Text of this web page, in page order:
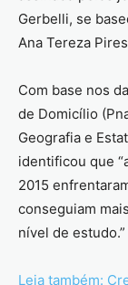
Gerbelli, se
Ana Tereza
Com base nos
de Domicílio
Geografia e
identificou que
2015
conseguiam
nível de estudo.”
Leia também: